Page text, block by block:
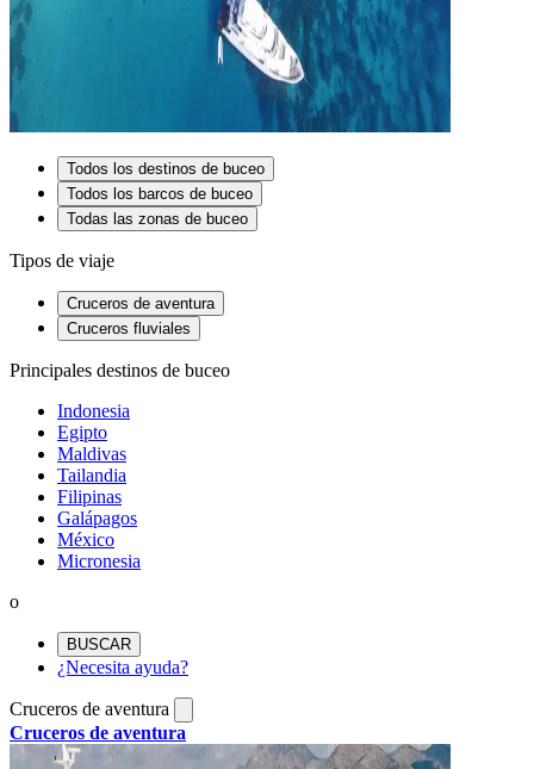
Todos los destinos de buceo
Todos los barcos de buceo
Todas las zonas de buceo
Tipos de viaje
Cruceros de aventura
Cruceros fluviales
Principales destinos de buceo
Indonesia
Egipto
Maldivas
Tailandia
Filipinas
Galápagos
México
Micronesia
o
BUSCAR
¿Necesita ayuda?
Cruceros de aventura
Cruceros de aventura